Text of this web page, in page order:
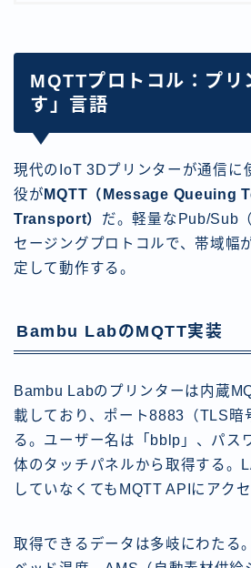
MQTTプロトコル：プリ
す」言語
現代のIoT 3Dプリンターが通信に
役が MQTT（Message Queuing
Transport） だ。軽量なPub/Sub
セージングプロトコルで、帯域幅
定して動作する。
Bambu LabのMQTT実装
Bambu Labのプリンターは内蔵
載しており、ポート8883（TLS暗
る。ユーザー名は「bblp」、パス
体のタッチパネルから取得する。
していなくてもMQTT APIにアクセ
取得できるデータは多岐にわたる